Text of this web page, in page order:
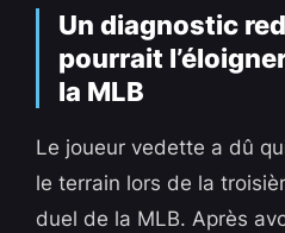
Un diagnostic
pourrait
la MLB
Le joueur vedette a dû
le terrain lors de la
duel de la MLB. Après